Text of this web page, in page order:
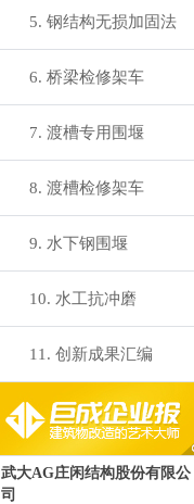
5. 钢结构无损加固法
6. 桥梁检修架车
7. 渡槽专用围堰
8. 渡槽检修架车
9. 水下钢围堰
10. 水工抗冲磨
11. 创新成果汇编
武大AG庄闲结构股份有限公
司